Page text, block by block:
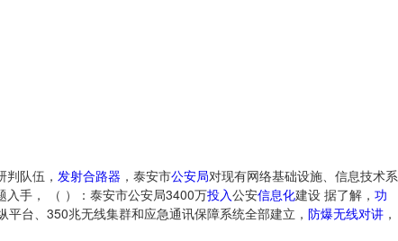
队伍， 发射合路器 ，泰安市公安局对现有网络基础设施、信息技术系
入手， （ ）：泰安市公安局3400万投入公安信息化建设 据了解， 功
平台、350兆无线集群和应急通讯保障系统全部建立， 防爆无线对讲 ，